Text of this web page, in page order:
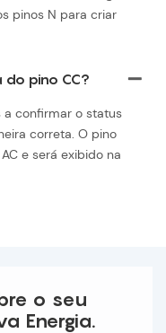
pinos N para criar
do pino CC?
a confirmar o status
correta. O pino
e será exibido na
o seu
Energia.